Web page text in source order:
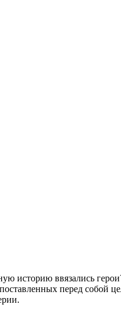
историю ввязались
перед собой